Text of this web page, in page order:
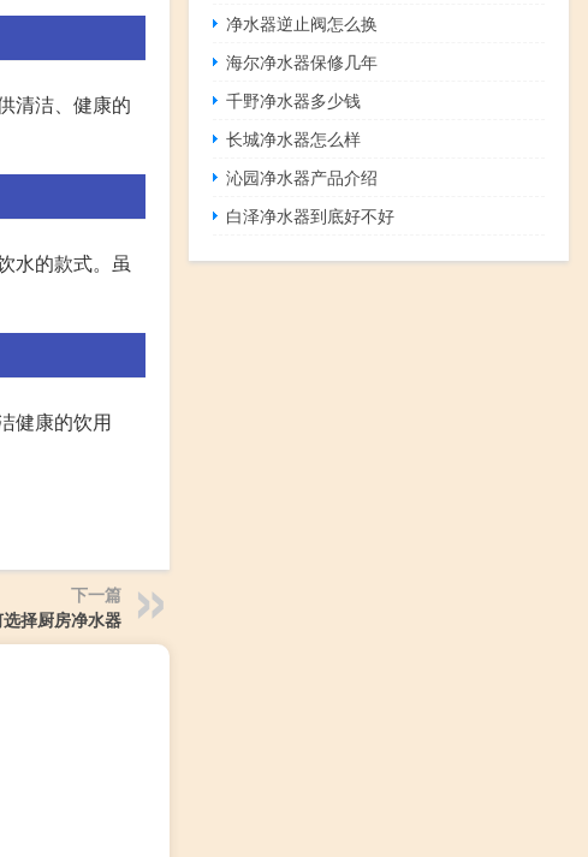
清洁、健康的
水的款式。虽
健康的饮用
下一篇
择厨房净水器
净水器逆止阀怎么换
海尔净水器保修几年
千野净水器多少钱
长城净水器怎么样
沁园净水器产品介绍
白泽净水器到底好不好